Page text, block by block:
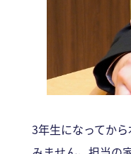
3年生になってか